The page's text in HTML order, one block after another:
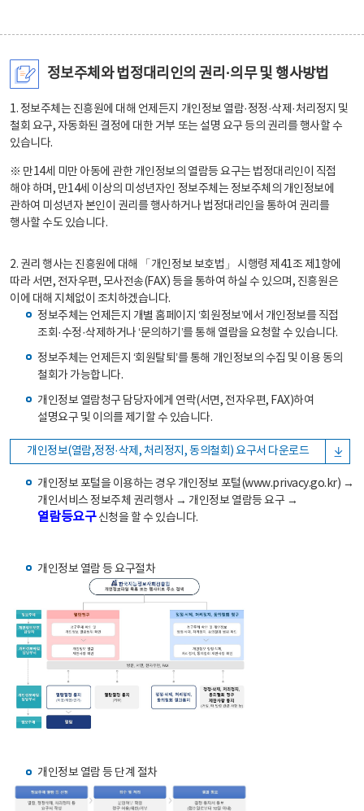
정보주체와 법정대리인의 권리·의무 및 행사방법
1. 정보주체는 진흥원에 대해 언제든지 개인정보 열람·정정·삭제·처리정지 및
철회 요구, 자동화된 결정에 대한 거부 또는 설명 요구 등의 권리를 행사할 수
있습니다.
※ 만14세 미만 아동에 관한 개인정보의 열람등 요구는 법정대리인이 직접
해야 하며, 만14세 이상의 미성년자인 정보주체는 정보주체의 개인정보에
관하여 미성년자 본인이 권리를 행사하거나 법정대리인을 통하여 권리를
행사할 수도 있습니다.
2. 권리 행사는 진흥원에 대해 「개인정보 보호법」 시행령 제41조 제1항에
따라 서면, 전자우편, 모사전송(FAX) 등을 통하여 하실 수 있으며, 진흥원은
이에 대해 지체없이 조치하겠습니다.
정보주체는 언제든지 개별 홈페이지 ‘회원정보’에서 개인정보를 직접
조회·수정·삭제하거나 ‘문의하기’를 통해 열람을 요청할 수 있습니다.
정보주체는 언제든지 ‘회원탈퇴’를 통해 개인정보의 수집 및 이용 동의
철회가 가능합니다.
개인정보 열람청구 담당자에게 연락(서면, 전자우편, FAX)하여
설명요구 및 이의를 제기할 수 있습니다.
개인정보(열람,정정·삭제, 처리정지, 동의철회) 요구서 다운로드
개인정보 포털을 이용하는 경우 개인정보 포털(www.privacy.go.kr) →
개인서비스 정보주체 권리행사 → 개인정보 열람등 요구 →
열람등요구신청을 할 수 있습니다.
개인정보 열람 등 요구절차
개인정보 열람 등 단계 절차